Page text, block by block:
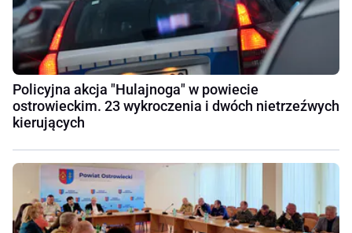
Policyjna akcja "Hulajnoga" w powiecie
ostrowieckim. 23 wykroczenia i dwóch nietrzeźwych
kierujących